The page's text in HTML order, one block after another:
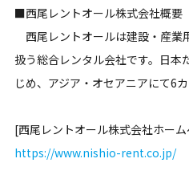
■西尾レントオール株式会社概要
西尾レントオールは建設・産業
扱う総合レンタル会社です。日本
じめ、アジア・オセアニアにて6
[西尾レントオール株式会社ホー
https://www.nishio-rent.co.jp/